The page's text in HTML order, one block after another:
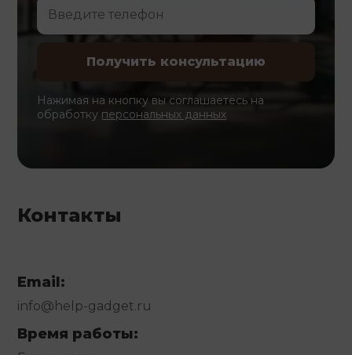
Нажимая на кнопку вы соглашаетесь на
обработку персональных данных
Контакты
Email:
info@help-gadget.ru
Время работы: